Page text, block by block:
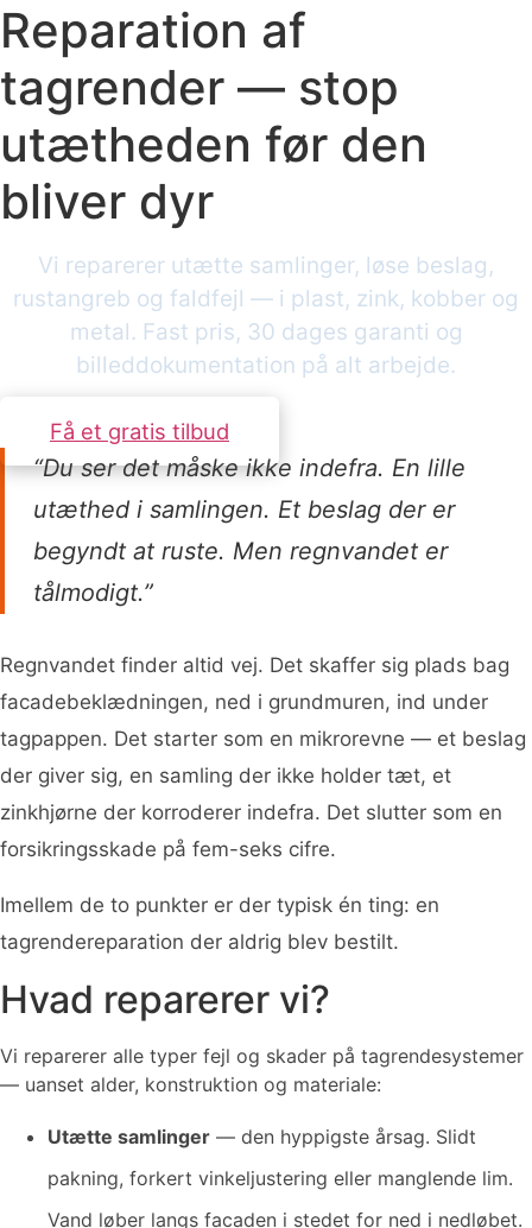
Reparation af
tagrender — stop
utætheden før den
bliver dyr
Vi reparerer utætte samlinger, løse beslag,
rustangreb og faldfejl — i plast, zink, kobber og
metal. Fast pris, 30 dages garanti og
billeddokumentation på alt arbejde.
Få et gratis tilbud
“Du ser det måske ikke indefra. En lille
utæthed i samlingen. Et beslag der er
begyndt at ruste. Men regnvandet er
tålmodigt.”
Regnvandet finder altid vej. Det skaffer sig plads bag
facadebeklædningen, ned i grundmuren, ind under
tagpappen. Det starter som en mikrorevne — et beslag
der giver sig, en samling der ikke holder tæt, et
zinkhjørne der korroderer indefra. Det slutter som en
forsikringsskade på fem-seks cifre.
Imellem de to punkter er der typisk én ting: en
tagrendereparation der aldrig blev bestilt.
Hvad reparerer vi?
Vi reparerer alle typer fejl og skader på tagrendesystemer
— uanset alder, konstruktion og materiale:
Utætte samlinger — den hyppigste årsag. Slidt
pakning, forkert vinkeljustering eller manglende lim.
Vand løber langs facaden i stedet for ned i nedløbet.